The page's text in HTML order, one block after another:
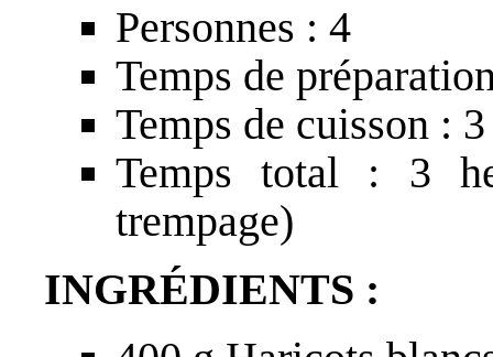
Personnes : 4
Temps de
Temps de cuisson :
Temps total : 3
trempage)
INGRÉDIENTS :